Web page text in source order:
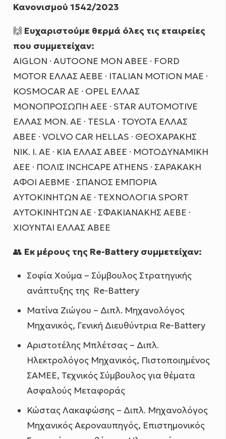
Κανονισμού 1542/2023
🙌 Ευχαριστούμε θερμά όλες τις εταιρείες
που συμμετείχαν:
AIGLON · AUTOONE ΜΟΝ ΑΒΕΕ · FORD
MOTOR ΕΛΛΑΣ ΑΕΒΕ · ITALIAN MOTION MAE ·
KOSMOCAR AE · OPEL ΕΛΛΑΣ
ΜΟΝΟΠΡΟΣΩΠΗ ΑΕΕ · STAR AUTOMOTIVE
ΕΛΛΑΣ ΜΟΝ. ΑΕ · TESLA · TOYOTA ΕΛΛΑΣ
ΑΒΕΕ · VOLVO CAR HELLAS · ΘΕΟΧΑΡΑΚΗΣ
ΝΙΚ. Ι. ΑΕ · ΚΙΑ ΕΛΛΑΣ ΑΒΕΕ · ΜΟΤΟΔΥΝΑΜΙΚΗ
ΑΕΕ · ΠΟΛΙΣ INCHCAPE ATHENS · ΣΑΡΑΚΑΚΗ
ΑΦΟΙ ΑΕΒΜΕ · ΣΠΑΝΟΣ ΕΜΠΟΡΙΑ
ΑΥΤΟΚΙΝΗΤΩΝ ΑΕ · ΤΕΧΝΟΛΟΓΙΑ SPORΤ
ΑΥΤΟΚΙΝΗΤΩΝ ΑΕ · ΣΦΑΚΙΑΝΑΚΗΣ ΑΕΒΕ ·
ΧΙΟΥΝΤΑΙ ΕΛΛΑΣ ΑΒΕΕ
👥 Εκ μέρους της Re-Battery συμμετείχαν:
Σοφία Χούμα – Σύμβουλος Στρατηγικής
ανάπτυξης της Re-Battery
Ματίνα Ζιώγου – Διπλ. Μηχανολόγος
Μηχανικός, Γενική Διευθύντρια Re-Battery
Αριστοτέλης Μπλέτσας – Διπλ.
Ηλεκτρολόγος Μηχανικός, Πιστοποιημένος
ΣΑΜΕΕ, Τεχνικός Σύμβουλος για θέματα
Ασφαλούς Μεταφοράς
Κώστας Λακαφώσης – Διπλ. Μηχανολόγος
Μηχανικός Αεροναυπηγός, Επιστημονικός